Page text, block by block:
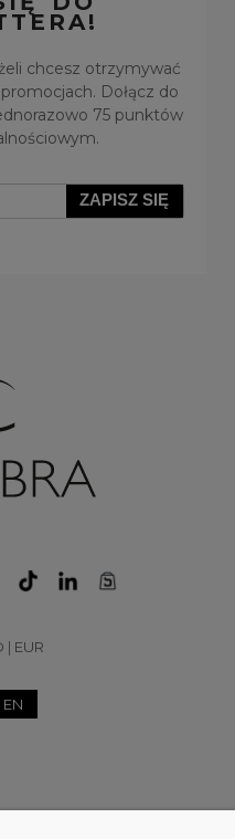
chcesz otrzymywać
Dołącz do
75 punktów
ZAPISZ SIĘ
| EUR
EN